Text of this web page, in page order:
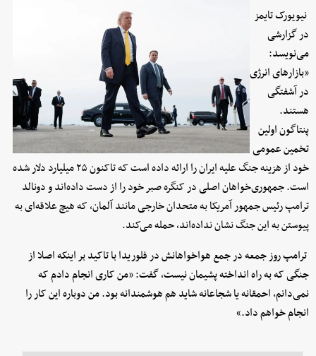
نیویورک تایمز
در گزارشی
می‌نویسد:
«بازارهای انرژی
در آشفتگی
هستند.
پنتاگون اولین
تخمین عمومی
خود از هزینه جنگ علیه ایران را ارائه داده است که تاکنون ۲۵ میلیارد دلار شده
است. جمهوری‌خواهان اصلی در کنگره صبر خود را از دست داده‌اند و دونالد
ترامپ رئیس جمهور آمریکا به متحدان خارجی مانند آلمان، که هیچ علاقه‌ای به
پیوستن به این جنگ نشان نداده‌اند، حمله می‌کند.
ترامپ روز جمعه در جمع هواخواهانش در فلوریدا با تاکید بر اینکه اصلا از
جنگی که به راه انداخته پشیمان نیست، گفت: «من کاری انجام دادم که
نمی‌دانم، احمقانه یا شجاعانه شاید هم هوشمندانه بود. من دوباره این کار را
انجام خواهم داد.»